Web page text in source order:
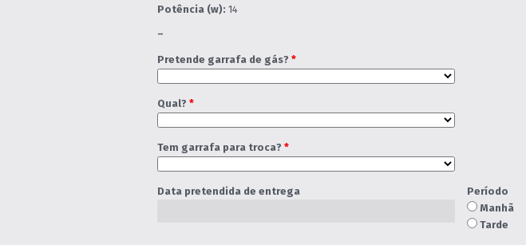
Potência (w): 14
–
Pretende garrafa de gás? *
Qual? *
Tem garrafa para troca? *
Data pretendida de entrega
Período
Manhã
Tarde